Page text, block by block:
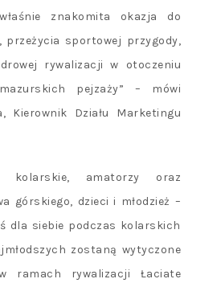
znakomita okazja do
przeżycia sportowej przygody,
rywalizacji w otoczeniu
pejzaży” – mówi
Kierownik Działu Marketingu
kolarskie, amatorzy oraz
górskiego, dzieci i młodzież –
dla siebie podczas kolarskich
zostaną wytyczone
ramach rywalizacji Łaciate